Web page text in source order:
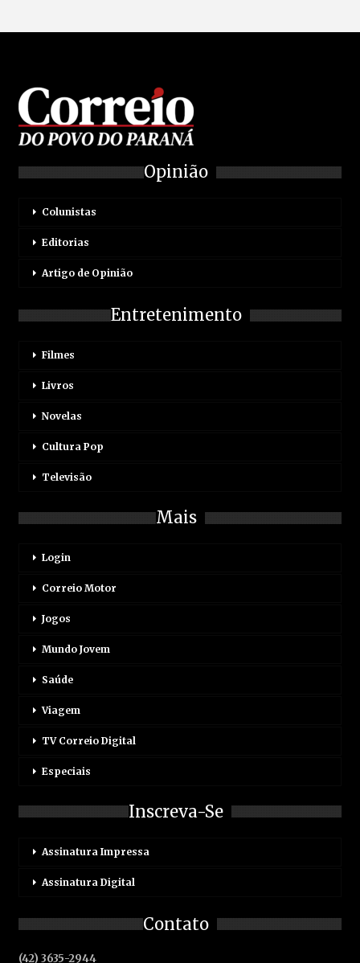
Opinião
Colunistas
Editorias
Artigo de Opinião
Entretenimento
Filmes
Livros
Novelas
Cultura Pop
Televisão
Mais
Login
Correio Motor
Jogos
Mundo Jovem
Saúde
Viagem
TV Correio Digital
Especiais
Inscreva-Se
Assinatura Impressa
Assinatura Digital
Contato
(42) 3635-2944